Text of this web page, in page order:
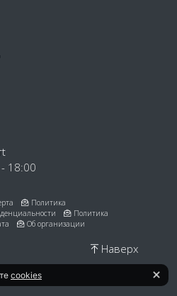
18:00
Политика
Политика
Об организации
Наверх
cookies